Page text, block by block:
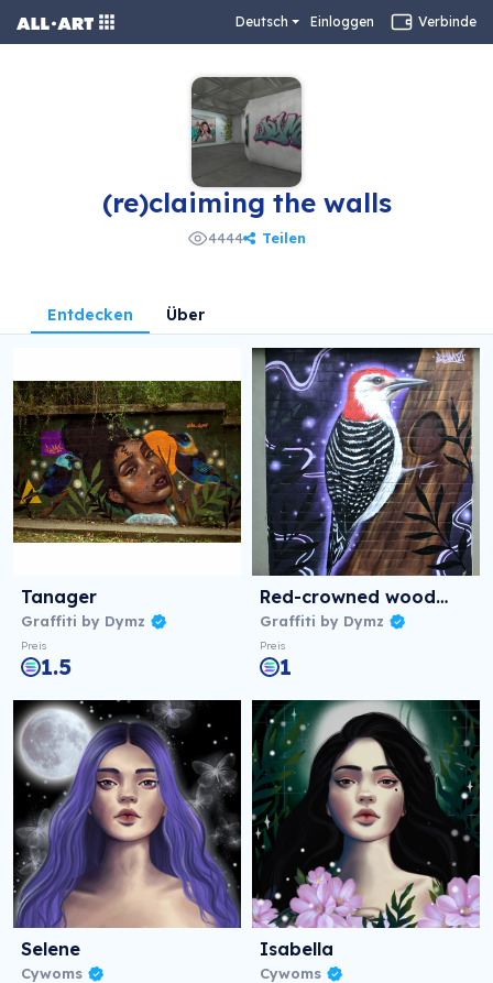
Deutsch Einloggen Verbinde
(re)claiming the walls
4444 Teilen
Entdecken Über
Tanager
Graffiti by Dymz
Preis
1.5
Red-crowned woodpecker
Graffiti by Dymz
Preis
1
Selene
Cywoms
Isabella
Cywoms